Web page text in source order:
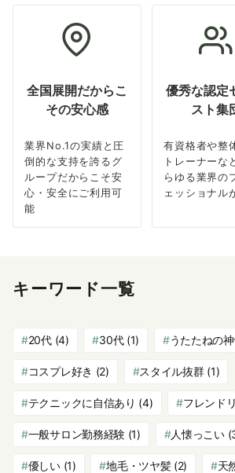
全国展開だからこ
その安心感
業界No.1の実績と圧
倒的な支持を誇るグ
ループだからこそ安
心・安全にご利用可
能
優秀な認定
スト集
有資格者や整
トレーナーな
らゆる業界の
ェッショナル
キーワード一覧
20代(4) 30代(1) うたたねの
コスプレ好き (2) スタイル抜群(1)
テクニックに自信あり (4) フレンド
一般サロン勤務経験 (1) 人懐っこい
優しい(1) 地毛・ツヤ髪(2) 天